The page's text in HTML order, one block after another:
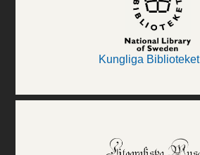
Kungliga Biblioteket